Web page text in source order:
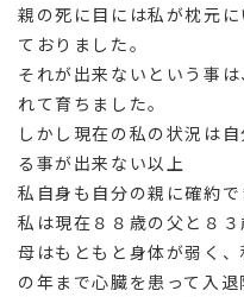
親の死に目には私が枕元
ておりました。
それが出来ないという事
れて育ちました。
しかし現在の私の状況は
る事が出来ない以上
私自身も自分の親に確約で
私は現在８８歳の父と８３
母はもともと身体が弱く
の年まで心臓を患って入退